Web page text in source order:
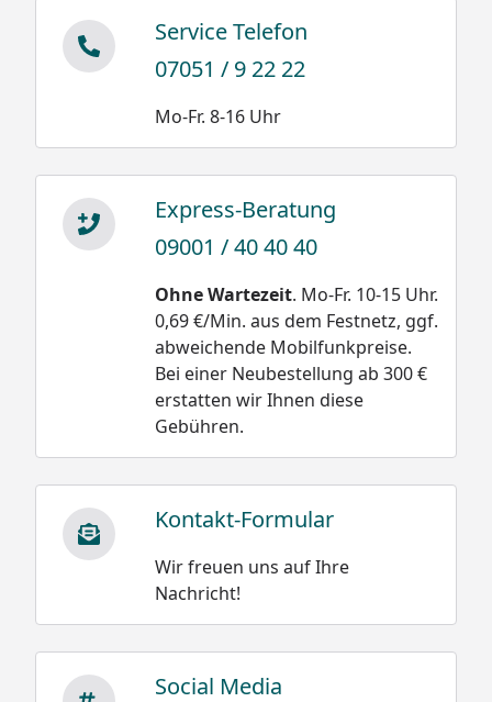
Service Telefon
07051 / 9 22 22
Mo-Fr. 8-16 Uhr
Express-Beratung
09001 / 40 40 40
Ohne Wartezeit. Mo-Fr. 10-15 Uhr.
0,69 €/Min. aus dem Festnetz, ggf.
abweichende Mobilfunkpreise.
Bei einer Neubestellung ab 300 €
erstatten wir Ihnen diese
Gebühren.
Kontakt-Formular
Wir freuen uns auf Ihre
Nachricht!
Social Media